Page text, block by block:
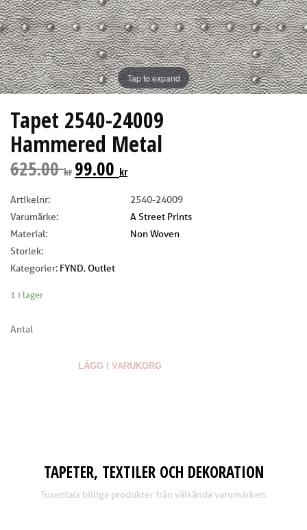
Tap to expand
Tapet 2540-24009
Hammered Metal
625.00kr 99.00 kr
Artikelnr:
2540-24009
Varumärke:
A Street Prints
Material:
Non Woven
Storlek:
Kategorier: FYND, Outlet
1 i lager
Antal
LÄGG I VARUKORG
TAPETER, TEXTILER OCH DEKORATION
Tusentals billiga produkter från välkända varumärken.